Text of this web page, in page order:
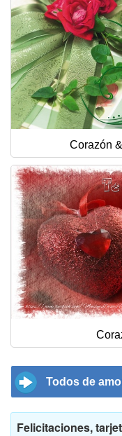
Corazón
Todos de
Felicitaciones,